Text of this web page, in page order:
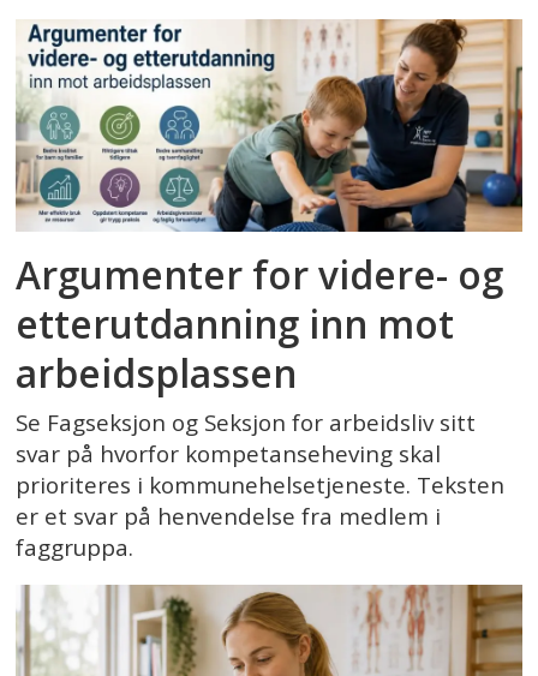
Argumenter for videre- og
etterutdanning inn mot
arbeidsplassen
Se Fagseksjon og Seksjon for arbeidsliv sitt
svar på hvorfor kompetanseheving skal
prioriteres i kommunehelsetjeneste. Teksten
er et svar på henvendelse fra medlem i
faggruppa.